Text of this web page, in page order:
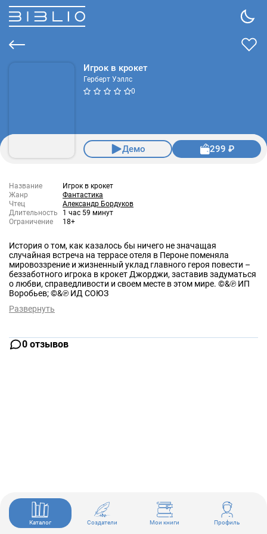
Игрок в крокет
Герберт Уэллс
0
Демо 299 ₽
Название
Игрок в крокет
Жанр
Фантастика
Чтец
Александр Бордуков
Длительность
1 час 59 минут
Ограничение
18+
История о том, как казалось бы ничего не значащая
случайная встреча на террасе отеля в Пероне поменяла
мировоззрение и жизненный уклад главного героя повести –
беззаботного игрока в крокет Джорджи, заставив задуматься
о любви, справедливости и своем месте в этом мире. ©&℗ ИП
Воробьев; ©&℗ ИД СОЮЗ
Развернуть
0 отзывов
Каталог Создатели Мои книги Профиль